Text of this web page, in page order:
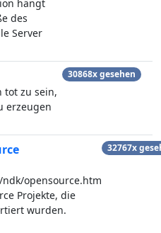
hängt
des
Server
tot zu sein,
erzeugen
30868x gesehen
opensource.htm
Projekte, die
wurden.
32767x